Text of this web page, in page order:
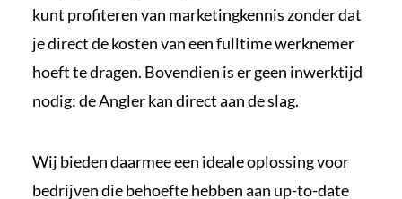
kunt profiteren van marketingkennis zonder dat
je direct de kosten van een fulltime werknemer
hoeft te dragen. Bovendien is er geen inwerktijd
nodig: de Angler kan direct aan de slag.
Wij bieden daarmee een ideale oplossing voor
bedrijven die behoefte hebben aan up-to-date